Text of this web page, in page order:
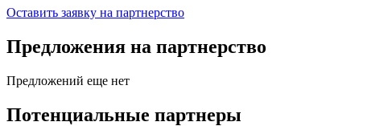
Оставить заявку на партнерство
Предложения на партнерство
Предложений еще нет
Потенциальные партнеры